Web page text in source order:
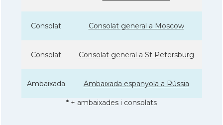
Consolat Consolat general a Moscow
Consolat Consolat general a St Petersburg
Ambaixada Ambaixada espanyola a Rússia
* + ambaixades i consolats